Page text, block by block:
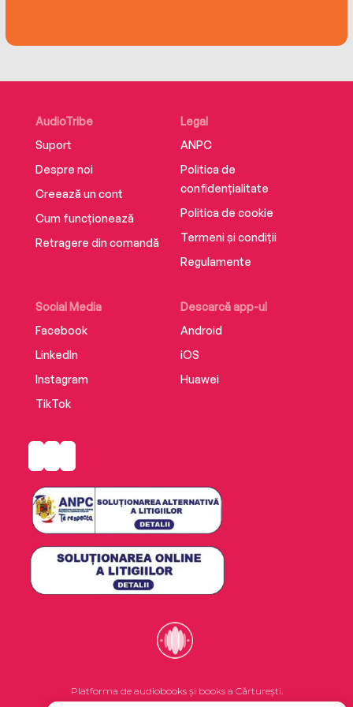
AudioTribe
Suport
Despre noi
Creează un cont
Cum funcționează
Retragere din comandă
Social Media
Facebook
LinkedIn
Instagram
TikTok
Descarcă app-ul
Android
iOS
Huawei
Legal
ANPC
Politica de
confidențialitate
Politica de cookie
Termeni și condiții
Regulamente
Platforma de audiobooks și books a Cărturești.